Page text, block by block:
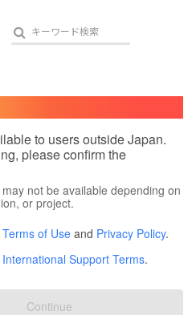
人気のプロジェクト
アート・写真
テクノロジー・ガジェット
映像・映画
ビジネス・起業
to users outside Japan.
please confirm the
not be available depending on
or project.
Terms of Use and Privacy Policy.
International Support Terms.
Continue
在住国：
出身国
6L777